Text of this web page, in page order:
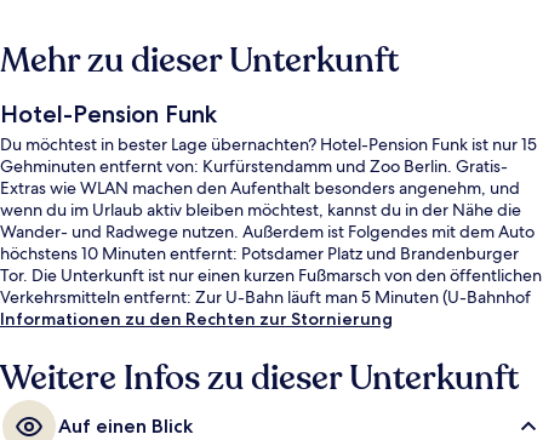
Mehr zu dieser Unterkunft
Hotel-Pension Funk
Du möchtest in bester Lage übernachten? Hotel-Pension Funk ist nur 15
Gehminuten entfernt von: Kurfürstendamm und Zoo Berlin. Gratis-
Extras wie WLAN machen den Aufenthalt besonders angenehm, und
wenn du im Urlaub aktiv bleiben möchtest, kannst du in der Nähe die
Wander- und Radwege nutzen. Außerdem ist Folgendes mit dem Auto
höchstens 10 Minuten entfernt: Potsdamer Platz und Brandenburger
Tor. Die Unterkunft ist nur einen kurzen Fußmarsch von den öffentlichen
Verkehrsmitteln entfernt: Zur U-Bahn läuft man 5 Minuten (U-Bahnhof
Uhlandstraße) bzw. 5 Minuten (U-Bahnhof Kurfürstendamm).
Informationen zu den Rechten zur Stornierung
Weitere Infos zu dieser Unterkunft
Auf einen Blick